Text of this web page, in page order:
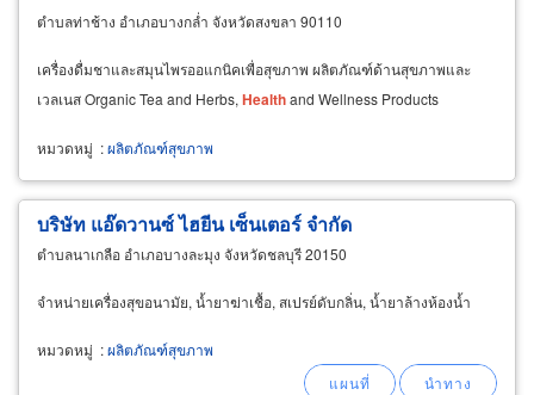
ตำบลท่าช้าง อำเภอบางกล่ำ จังหวัดสงขลา 90110
เครื่องดื่มชาและสมุนไพรออแกนิคเพื่อสุขภาพ ผลิตภัณฑ์ด้านสุขภาพและ
เวลเนส Organic Tea and Herbs, Healthand Wellness Products
หมวดหมู่ :ผลิตภัณฑ์สุขภาพ
บริษัท แอ๊ดวานซ์ ไฮยีน เซ็นเตอร์ จำกัด
ตำบลนาเกลือ อำเภอบางละมุง จังหวัดชลบุรี 20150
จำหน่ายเครื่องสุขอนามัย, น้ำยาฆ่าเชื้อ, สเปรย์ดับกลิ่น, น้ำยาล้างห้องน้ำ
หมวดหมู่ :ผลิตภัณฑ์สุขภาพ